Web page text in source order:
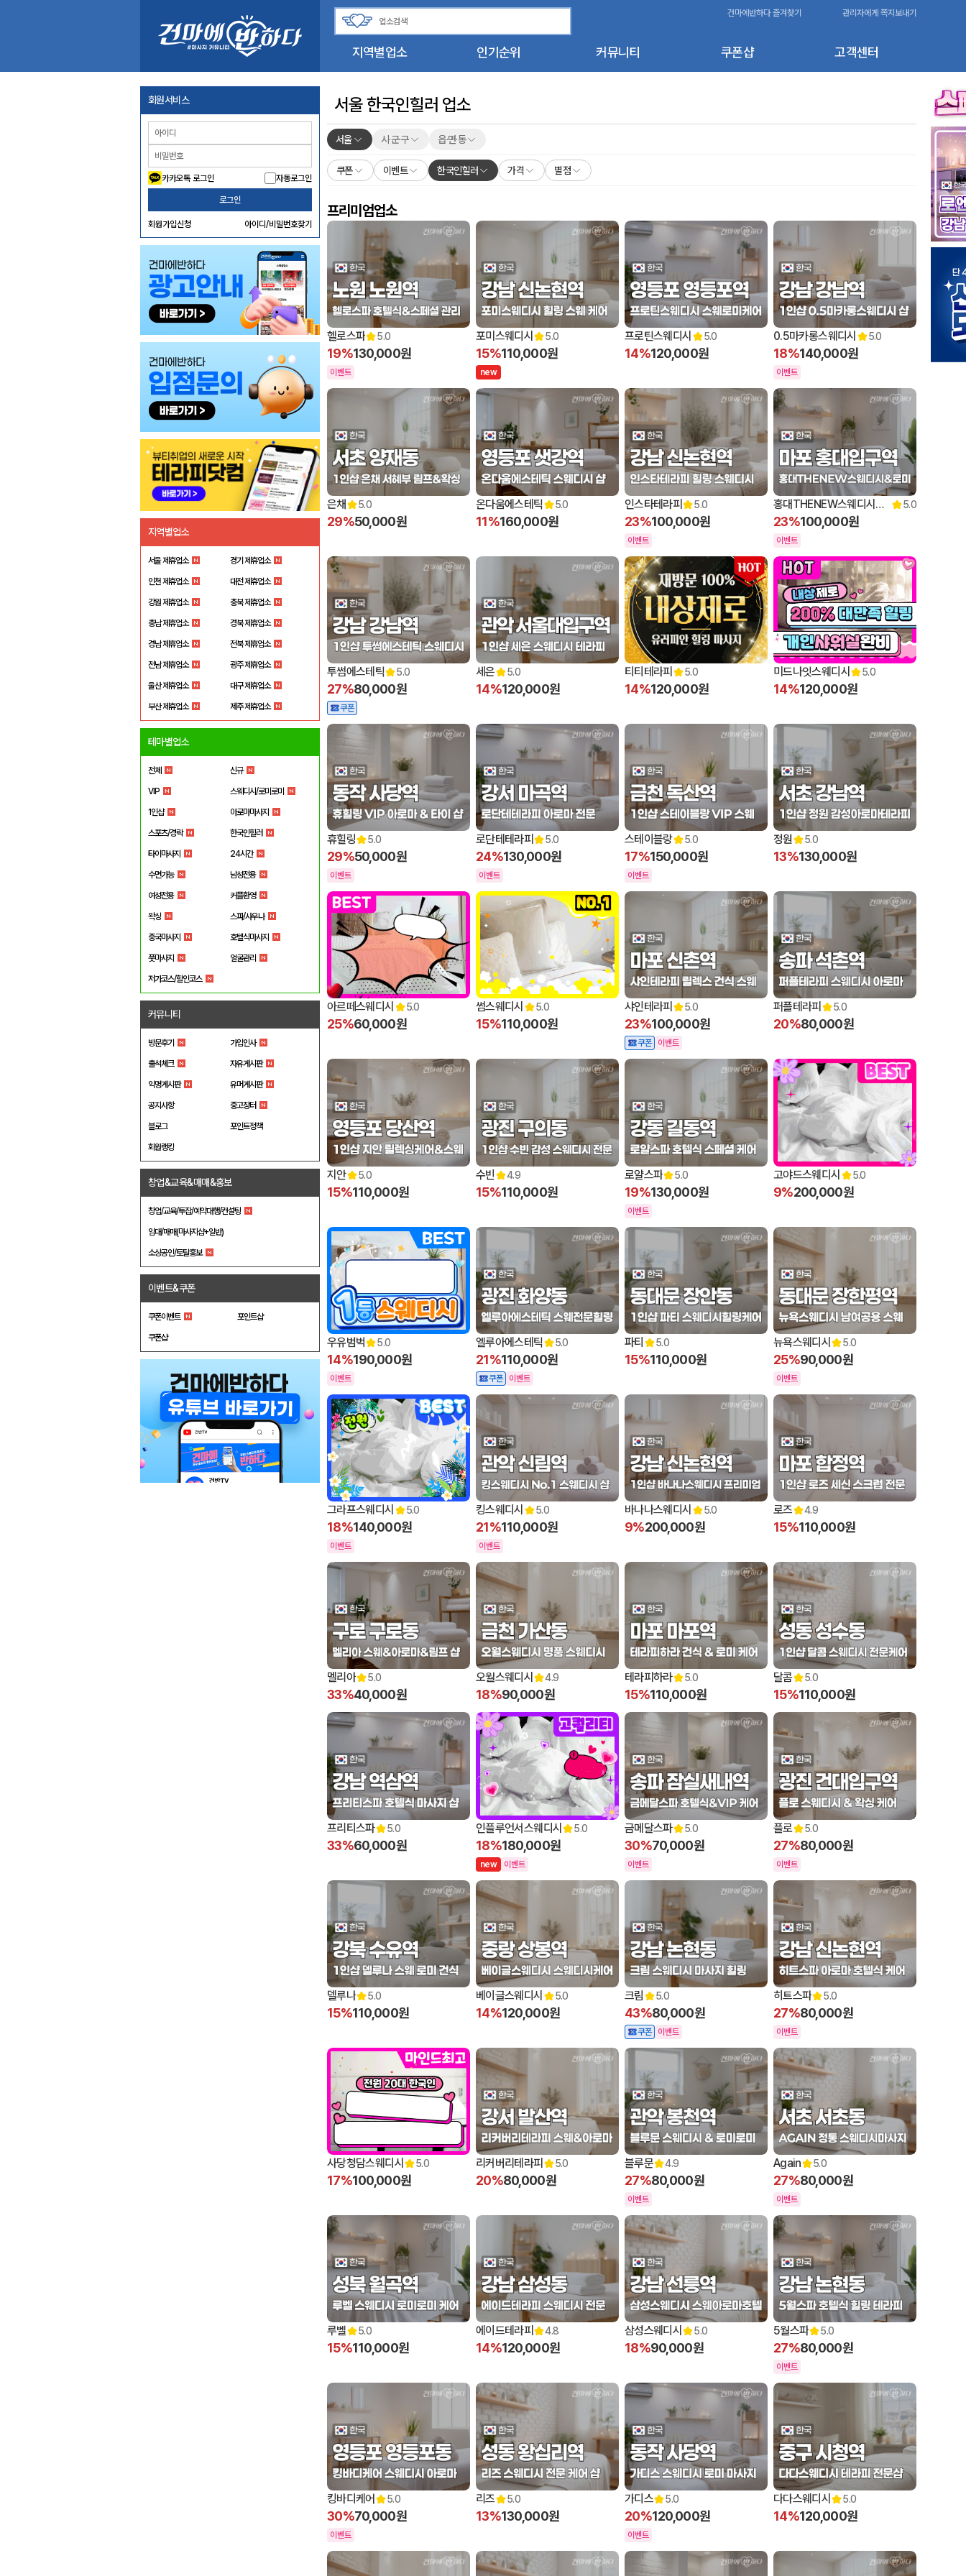
지역별업소 인기순위 커뮤니티 쿠폰샵 고객센터
건마에반하다 즐겨찾기 관리자에게 쪽지보내기
회원서비스
카카오톡 로그인 자동로그인
로그인
회원가입신청 아이디/비밀번호찾기
지역별업소
서울 제휴업소 경기 제휴업소
인천 제휴업소 대전 제휴업소
강원 제휴업소 충북 제휴업소
충남 제휴업소 경북 제휴업소
경남 제휴업소 전북 제휴업소
전남 제휴업소 광주 제휴업소
울산 제휴업소 대구 제휴업소
부산 제휴업소 제주 제휴업소
테마별업소
전체 신규
VIP 스웨디시/로미로미
1인샵 아로마마사지
스포츠/경락 한국인힐러
타이마사지 24시간
수면가능 남성전용
여성전용 커플환영
왁싱 스파/사우나
중국마사지 호텔식마사지
풋마사지 얼굴관리
저가코스/할인코스
커뮤니티
방문후기 가입인사
출석체크 자유게시판
익명게시판 유머게시판
공지사항 중고장터
블로그 포인트정책
회원랭킹
창업&교육&매매&홍보
창업/교육/투잡/예약대행/컨설팅
임대/매매(마사지샵+일반)
소상공인/토탈홍보
이벤트&쿠폰
쿠폰이벤트 포인트샵
쿠폰샵
서울 한국인힐러 업소
서울 시·군·구 읍·면·동
쿠폰 이벤트 한국인힐러 가격 별점
프리미엄업소
헬로스파 5.0
19%130,000원
이벤트
포미스웨디시 5.0
15%110,000원
new
프로틴스웨디시 5.0
14%120,000원
0.5마카롱스웨디시 5.0
18%140,000원
이벤트
은채 5.0
29%50,000원
온다움에스테틱 5.0
11%160,000원
인스타테라피 5.0
23%100,000원
이벤트
홍대THENEW스웨디시&로미 5.0
23%100,000원
이벤트
투썸에스테틱 5.0
27%80,000원
쿠폰
세은 5.0
14%120,000원
티티테라피 5.0
14%120,000원
미드나잇스웨디시 5.0
14%120,000원
휴힐링 5.0
29%50,000원
이벤트
로단테테라피 5.0
24%130,000원
이벤트
스테이블랑 5.0
17%150,000원
이벤트
정원 5.0
13%130,000원
아르떼스웨디시 5.0
25%60,000원
썸스웨디시 5.0
15%110,000원
샤인테라피 5.0
23%100,000원
쿠폰 이벤트
퍼플테라피 5.0
20%80,000원
지안 5.0
15%110,000원
수빈 4.9
15%110,000원
로얄스파 5.0
19%130,000원
이벤트
고야드스웨디시 5.0
9%200,000원
우유범벅 5.0
14%190,000원
이벤트
엘루아에스테틱 5.0
21%110,000원
쿠폰 이벤트
파티 5.0
15%110,000원
뉴욕스웨디시 5.0
25%90,000원
이벤트
그라프스웨디시 5.0
18%140,000원
이벤트
킹스웨디시 5.0
21%110,000원
이벤트
바나나스웨디시 5.0
9%200,000원
로즈 4.9
15%110,000원
멜리아 5.0
33%40,000원
오월스웨디시 4.9
18%90,000원
테라피하라 5.0
15%110,000원
달콤 5.0
15%110,000원
프리티스파 5.0
33%60,000원
인플루언서스웨디시 5.0
18%180,000원
new 이벤트
금메달스파 5.0
30%70,000원
이벤트
플로 5.0
27%80,000원
이벤트
델루나 5.0
15%110,000원
베이글스웨디시 5.0
14%120,000원
크림 5.0
43%80,000원
쿠폰 이벤트
히트스파 5.0
27%80,000원
이벤트
사당청담스웨디시 5.0
17%100,000원
리커버리테라피 5.0
20%80,000원
블루문 4.9
27%80,000원
이벤트
Again 5.0
27%80,000원
이벤트
루벨 5.0
15%110,000원
에이드테라피 4.8
14%120,000원
삼성스웨디시 5.0
18%90,000원
5월스파 5.0
27%80,000원
이벤트
킹바디케어 5.0
30%70,000원
이벤트
리즈 5.0
13%130,000원
가디스 5.0
20%120,000원
이벤트
다다스웨디시 5.0
14%120,000원